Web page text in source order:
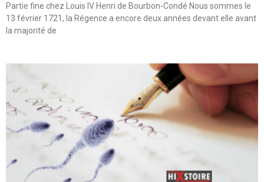
Partie fine chez Louis IV Henri de Bourbon-Condé Nous sommes le
13 février 1721, la Régence a encore deux années devant elle avant
la majorité de